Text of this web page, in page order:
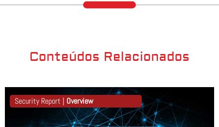
Conteúdos Relacionados
Security Report | Overview